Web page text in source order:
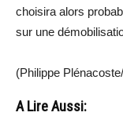
choisira alors
sur une
(Philippe
A Lire Aussi: